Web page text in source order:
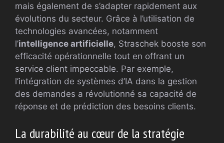
mais également de s’adapter rapidement aux
évolutions du secteur. Grâce à l’utilisation de
technologies avancées, notamment
l’intelligence artificielle, Straschek booste son
efficacité opérationnelle tout en offrant un
service client impeccable. Par exemple,
l’intégration de systèmes d’IA dans la gestion
des demandes a révolutionné sa capacité de
réponse et de prédiction des besoins clients.
La durabilité au cœur de la stratégie